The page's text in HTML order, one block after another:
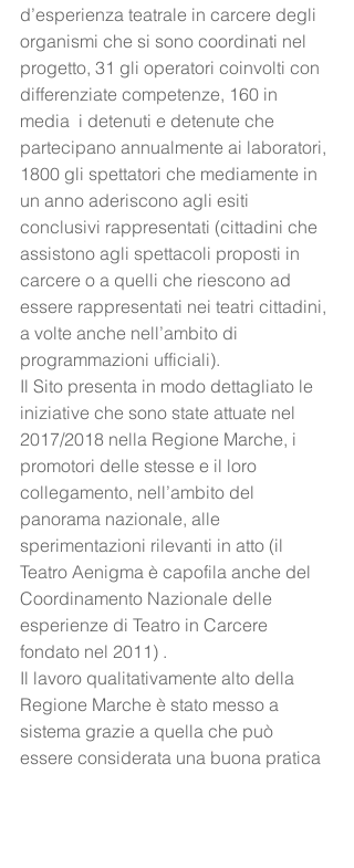
d’esperienza teatrale in carcere degli
organismi che si sono coordinati nel
progetto, 31 gli operatori coinvolti con
differenziate competenze, 160 in
media  i detenuti e detenute che
partecipano annualmente ai laboratori,
1800 gli spettatori che mediamente in
un anno aderiscono agli esiti
conclusivi rappresentati (cittadini che
assistono agli spettacoli proposti in
carcere o a quelli che riescono ad
essere rappresentati nei teatri cittadini,
a volte anche nell’ambito di
programmazioni ufficiali).
Il Sito presenta in modo dettagliato le
iniziative che sono state attuate nel
2017/2018 nella Regione Marche, i
promotori delle stesse e il loro
collegamento, nell’ambito del
panorama nazionale, alle
sperimentazioni rilevanti in atto (il
Teatro Aenigma è capofila anche del
Coordinamento Nazionale delle
esperienze di Teatro in Carcere
fondato nel 2011) .
Il lavoro qualitativamente alto della
Regione Marche è stato messo a
sistema grazie a quella che può
essere considerata una buona pratica